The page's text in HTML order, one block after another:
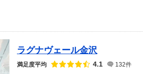
ラグナヴェール金沢
満足度平均 点数
4.1 132件